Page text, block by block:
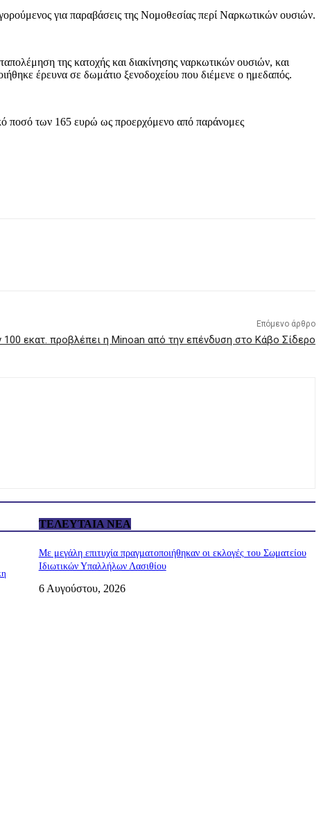
για παραβάσεις της Νομοθεσίας περί Ναρκωτικών ουσιών.
της κατοχής και διακίνησης ναρκωτικών ουσιών, και
έρευνα σε δωμάτιο ξενοδοχείου που διέμενε ο ημεδαπός.
ποσό των 165 ευρώ ως προερχόμενο από παράνομες
Επόμενο άρθρο
εκατ. προβλέπει η Minoan από την επένδυση στο Κάβο Σίδερο
ΤΕΛΕΥΤΑΊΑ ΝΈΑ
Με μεγάλη επιτυχία πραγματοποιήθηκαν οι εκλογές του Σωματείου
Ιδιωτικών Υπαλλήλων Λασιθίου
6 Αυγούστου, 2026